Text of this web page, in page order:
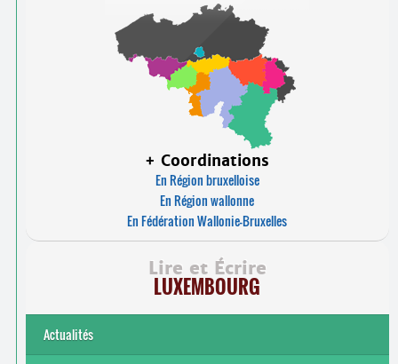
+ Coordinations
En Région bruxelloise
En Région wallonne
En Fédération Wallonie-Bruxelles
Lire et Écrire
LUXEMBOURG
Actualités